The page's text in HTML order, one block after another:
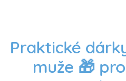
Praktické
muže 🎁